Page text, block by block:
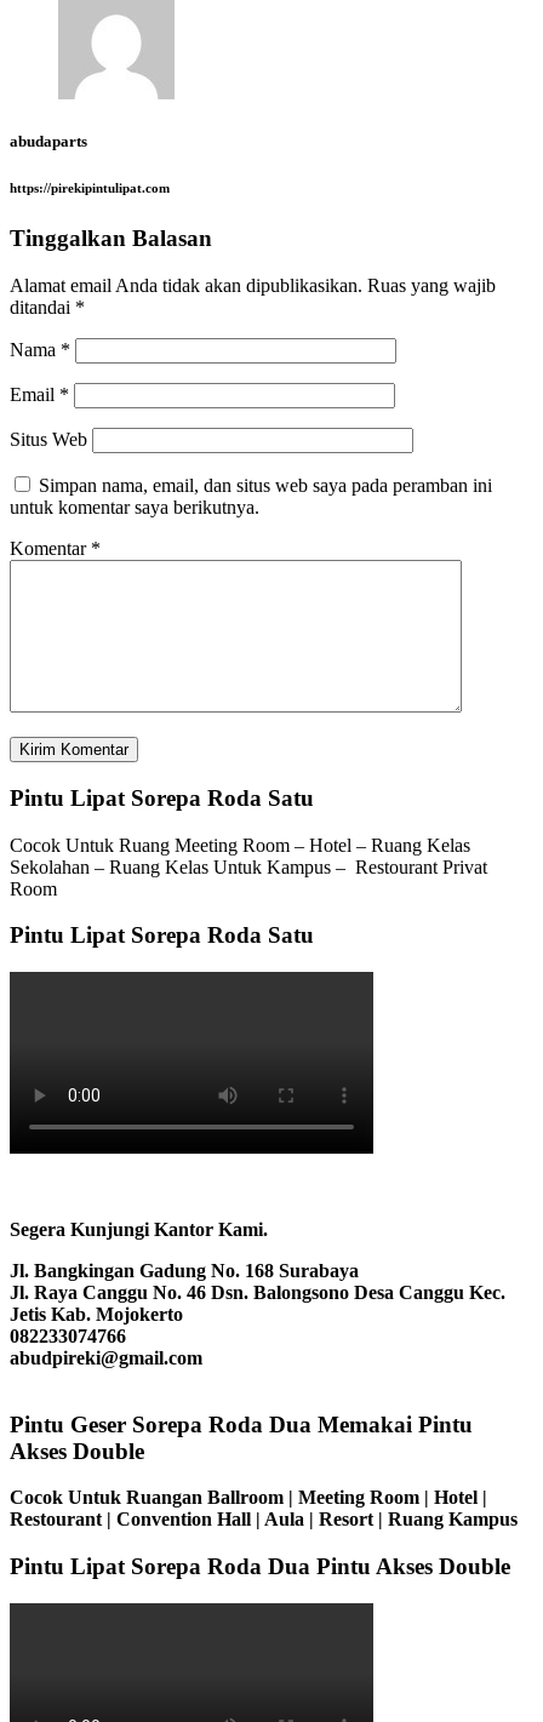
abudaparts
https://pirekipintulipat.com
Tinggalkan Balasan
Alamat email Anda tidak akan dipublikasikan. Ruas yang wajib
ditandai *
Nama *
Email *
Situs Web
Simpan nama, email, dan situs web saya pada peramban ini
untuk komentar saya berikutnya.
Komentar *
Pintu Lipat Sorepa Roda Satu
Cocok Untuk Ruang Meeting Room – Hotel – Ruang Kelas
Sekolahan – Ruang Kelas Untuk Kampus – Restourant Privat
Room
Pintu Lipat Sorepa Roda Satu
Segera Kunjungi Kantor Kami.
Jl. Bangkingan Gadung No. 168 Surabaya
Jl. Raya Canggu No. 46 Dsn. Balongsono Desa Canggu Kec.
Jetis Kab. Mojokerto
082233074766
abudpireki@gmail.com
Pintu Geser Sorepa Roda Dua Memakai Pintu
Akses Double
Cocok Untuk Ruangan Ballroom | Meeting Room | Hotel |
Restourant | Convention Hall | Aula | Resort | Ruang Kampus
Pintu Lipat Sorepa Roda Dua Pintu Akses Double